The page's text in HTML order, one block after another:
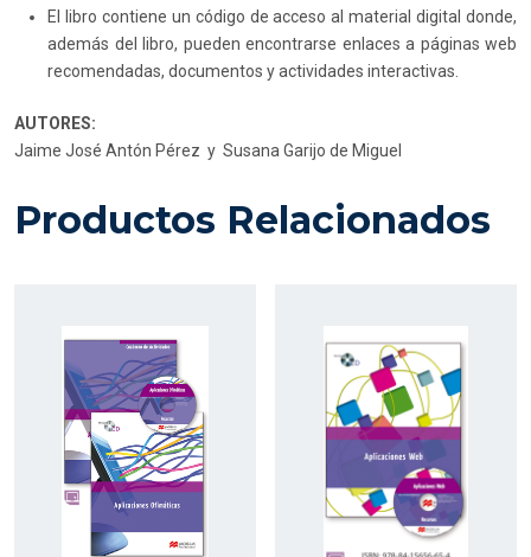
El libro contiene un código de acceso al material digital donde,
además del libro, pueden encontrarse enlaces a páginas web
recomendadas, documentos y actividades interactivas.
AUTORES:
Jaime José Antón Pérez y Susana Garijo de Miguel
Productos Relacionados